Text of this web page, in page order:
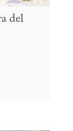
del